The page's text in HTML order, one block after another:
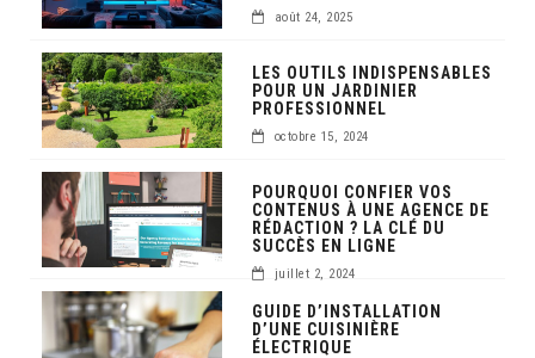
août 24, 2025
LES OUTILS INDISPENSABLES
POUR UN JARDINIER
PROFESSIONNEL
octobre 15, 2024
POURQUOI CONFIER VOS
CONTENUS À UNE AGENCE DE
RÉDACTION ? LA CLÉ DU
SUCCÈS EN LIGNE
juillet 2, 2024
GUIDE D’INSTALLATION
D’UNE CUISINIÈRE
ÉLECTRIQUE